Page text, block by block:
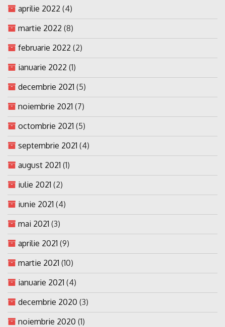
aprilie 2022 (4)
martie 2022 (8)
februarie 2022 (2)
ianuarie 2022 (1)
decembrie 2021 (5)
noiembrie 2021 (7)
octombrie 2021 (5)
septembrie 2021 (4)
august 2021 (1)
iulie 2021 (2)
iunie 2021 (4)
mai 2021 (3)
aprilie 2021 (9)
martie 2021 (10)
ianuarie 2021 (4)
decembrie 2020 (3)
noiembrie 2020 (1)